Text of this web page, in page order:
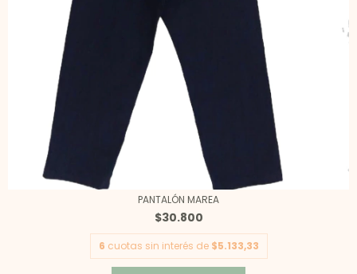
PANTALÓN MAREA
$30.800
6 cuotas sin interés de $5.133,33